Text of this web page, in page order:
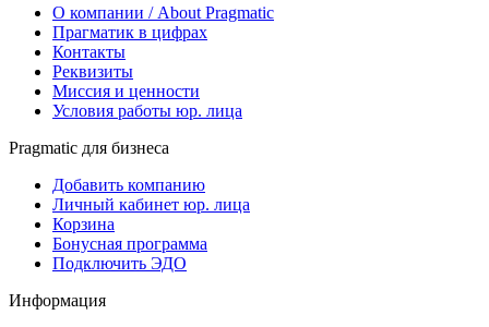
О компании / About Pragmatic
Прагматик в цифрах
Контакты
Реквизиты
Миссия и ценности
Условия работы юр. лица
Pragmatic для бизнеса
Добавить компанию
Личный кабинет юр. лица
Корзина
Бонусная программа
Подключить ЭДО
Информация